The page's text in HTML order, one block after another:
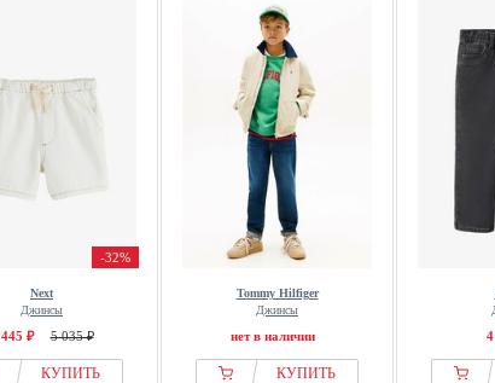
-32%
Next
Джинсы
₽ 5 035 ₽
КУПИТЬ
Tommy Hilfiger
Джинсы
нет в наличии
КУПИТЬ